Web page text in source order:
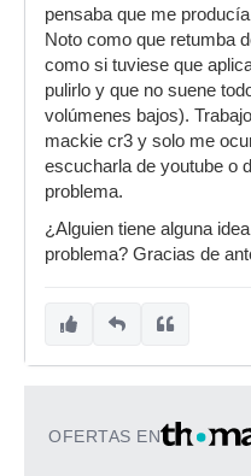
pensaba que me
Noto como que retumba
como si tuviese que
pulirlo y que no suene
volúmenes bajos).
mackie cr3 y solo me
escucharla de youtube o
problema.
¿Alguien tiene alguna
problema? Gracias de
OFERTAS EN